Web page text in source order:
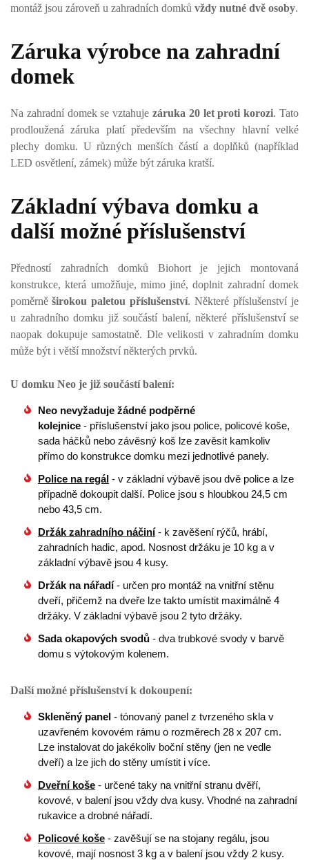
montáž jsou zároveň u zahradních domků vždy nutné dvě osoby.
Záruka výrobce na zahradní
domek
Na zahradní domek se vztahuje záruka 20 let proti korozi. Tato
prodloužená záruka platí především na všechny hlavní velké
plechy domku. U různých menších částí a doplňků (například
LED osvětlení, zámek) může být záruka kratší.
Základní výbava domku a
další možné příslušenství
Předností zahradních domků Biohort je jejich montovaná
konstrukce, která umožňuje, mimo jiné, doplnit zahradní domek
poměrně širokou paletou příslušenství. Některé příslušenství je
u zahradního domku již součástí balení, některé příslušenství se
naopak dokupuje samostatně. Dle velikosti v zahradním domku
může být i větší množství některých prvků.
U domku Neo je již součástí balení:
Neo nevyžaduje žádné podpěrné
kolejnice - příslušenství jako jsou police, policové koše,
sada háčků nebo závěsný koš lze zavěsit kamkoliv
přímo do konstrukce domku mezi jednotlivé panely.
Police na regál - v základní výbavě jsou dvě police a lze
případně dokoupit další. Police jsou s hloubkou 24,5 cm
nebo 43,5 cm.
Držák zahradního náčiní- k zavěšení rýčů, hrábí,
zahradních hadic, apod. Nosnost držáku je 10 kg a v
základní výbavě jsou 4 kusy.
Držák na nářadí- určen pro montáž na vnitřní stěnu
dveří, přičemž na dveře lze takto umístit maximálně 4
držáky. V základní výbavě jsou 2 tyto držáky.
Sada okapových svodů - dva trubkové svody v barvě
domu s výtokovým kolenem.
Další možné příslušenství k dokoupení:
Skleněný panel - tónovaný panel z tvrzeného skla v
uzavřeném kovovém rámu o rozměrech 28 x 207 cm.
Lze instalovat do jakékoliv boční stěny (jen ne vedle
dveří) a lze jich do stěny umístit i více.
Dveřní koše - určené taky na vnitřní stranu dvěří,
kovové, v balení jsou vždy dva kusy. Vhodné na zahradní
rukavice a drobné nářadí.
Policové koše - zavěšují se na stojany regálu, jsou
kovové, mají nosnost 3 kg a v balení jsou vždy 2 kusy.